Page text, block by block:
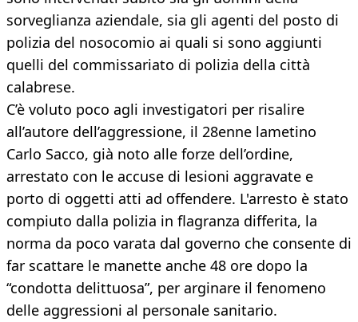
sorveglianza aziendale, sia gli agenti del posto di
polizia del nosocomio ai quali si sono aggiunti
quelli del commissariato di polizia della città
calabrese.
C’è voluto poco agli investigatori per risalire
all’autore dell’aggressione, il 28enne lametino
Carlo Sacco, già noto alle forze dell’ordine,
arrestato con le accuse di lesioni aggravate e
porto di oggetti atti ad offendere. L'arresto è stato
compiuto dalla polizia in flagranza differita, la
norma da poco varata dal governo che consente di
far scattare le manette anche 48 ore dopo la
“condotta delittuosa”, per arginare il fenomeno
delle aggressioni al personale sanitario.